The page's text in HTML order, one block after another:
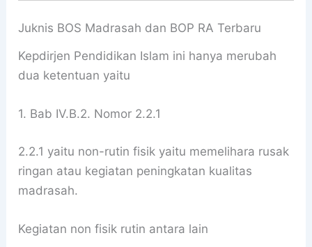
Juknis BOS Madrasah dan BOP RA Terbaru
Kepdirjen Pendidikan Islam ini hanya merubah
dua ketentuan yaitu
1. Bab IV.B.2. Nomor 2.2.1
2.2.1 yaitu non-rutin fisik yaitu memelihara rusak
ringan atau kegiatan peningkatan kualitas
madrasah.
Kegiatan non fisik rutin antara lain